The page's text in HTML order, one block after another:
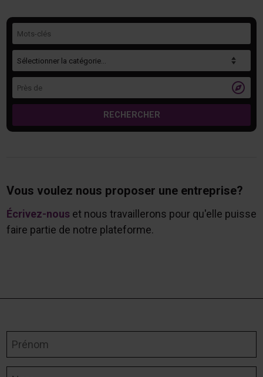

RECHERCHER
Vous voulez nous proposer une entreprise?
Écrivez-nouset nous travaillerons pour qu'elle puisse
faire partie de notre plateforme.